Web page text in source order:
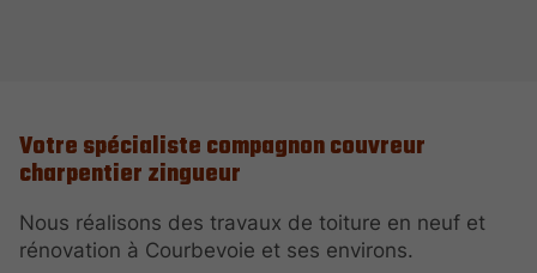
Votre spécialiste compagnon couvreur
charpentier zingueur
Nous réalisons des travaux de toiture en neuf et
rénovation à Courbevoie et ses environs.